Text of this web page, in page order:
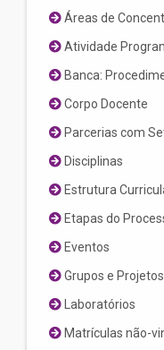
Áreas de
Atividade
Banca:
Corpo Docente
Parcerias com
Disciplinas
Estrutura
Etapas do
Eventos
Grupos e
Laboratórios
Matrículas não-